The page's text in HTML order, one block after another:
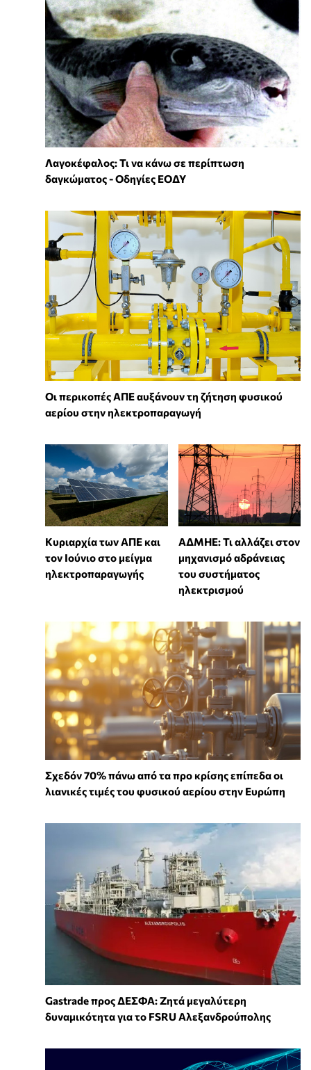
Λαγοκέφαλος: Τι να κάνω σε περίπτωση
δαγκώματος - Οδηγίες ΕΟΔΥ
Οι περικοπές ΑΠΕ αυξάνουν τη ζήτηση φυσικού
αερίου στην ηλεκτροπαραγωγή
Κυριαρχία των ΑΠΕ και
τον Ιούνιο στο μείγμα
ηλεκτροπαραγωγής
ΑΔΜΗΕ: Τι αλλάζει στον
μηχανισμό αδράνειας
του συστήματος
ηλεκτρισμού
Σχεδόν 70% πάνω από τα προ κρίσης επίπεδα οι
λιανικές τιμές του φυσικού αερίου στην Ευρώπη
Gastrade προς ΔΕΣΦΑ: Ζητά μεγαλύτερη
δυναμικότητα για το FSRU Αλεξανδρούπολης